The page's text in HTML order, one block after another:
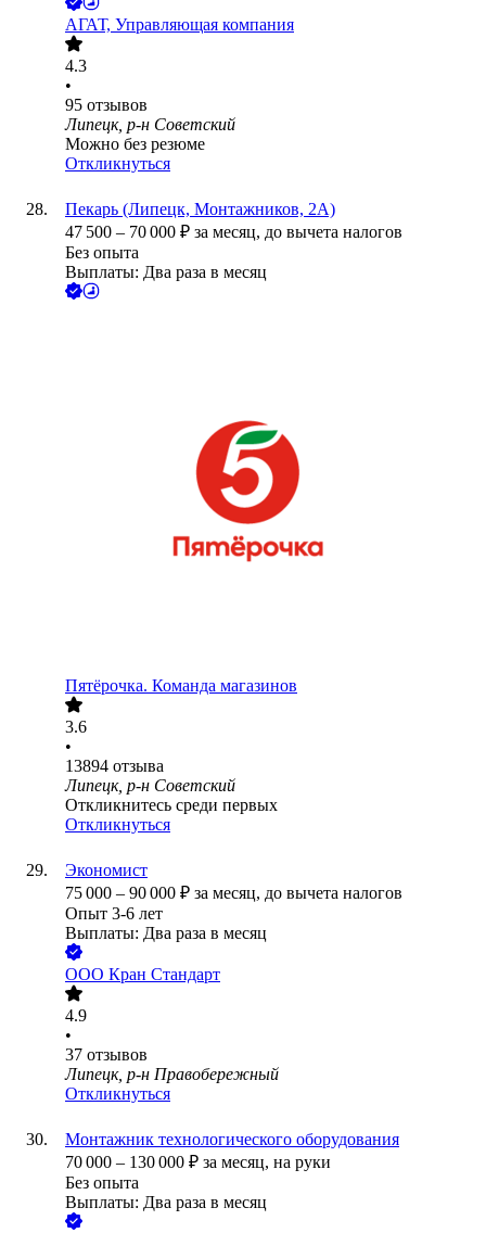
АГАТ, Управляющая компания
4.3
•
95 отзывов
Липецк, р-н Советский
Можно без резюме
Откликнуться
Пекарь (Липецк, Монтажников, 2А)
47 500 – 70 000 ₽ за месяц, до вычета налогов
Без опыта
Выплаты: Два раза в месяц
Пятёрочка. Команда магазинов
3.6
•
13894 отзыва
Липецк, р-н Советский
Откликнитесь среди первых
Откликнуться
Экономист
75 000 – 90 000 ₽ за месяц, до вычета налогов
Опыт 3-6 лет
Выплаты: Два раза в месяц
ООО Кран Стандарт
4.9
•
37 отзывов
Липецк, р-н Правобережный
Откликнуться
Монтажник технологического оборудования
70 000 – 130 000 ₽ за месяц, на руки
Без опыта
Выплаты: Два раза в месяц